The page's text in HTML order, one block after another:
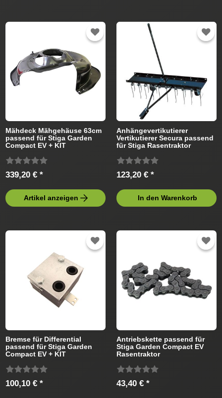
Mähdeck Mähgehäuse 63cm
passend für Stiga Garden
Compact EV + KIT
339,20 € *
Artikel anzeigen
Anhängevertikutierer
Vertikutierer Secura passend
für Stiga Rasentraktor
123,20 € *
In den Warenkorb
Bremse für Differential
passend für Stiga Garden
Compact EV + KIT
100,10 € *
Antriebskette passend für
Stiga Garden Compact EV
Rasentraktor
43,40 € *